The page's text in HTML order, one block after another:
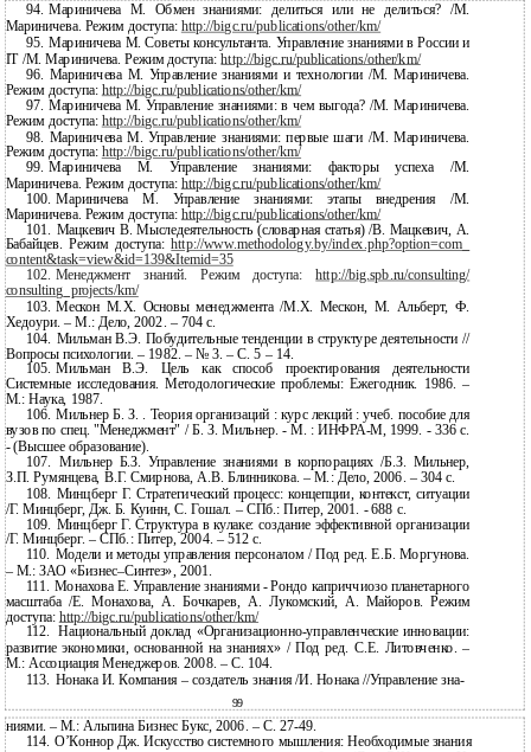
94. Мариничева М. Обмен знаниями: делиться или не делиться? /М.
Мариничева. Режим доступа: http://bigc.ru/publications/other/km/
95. Мариничева М. Советы консультанта. Управление знаниями в России и
IT /М. Мариничева. Режим доступа:http://bigc.ru/publications/other/km/
96. Мариничева М. Управление знаниями и технологии /М. Мариничева.
Режим доступа: http://bigc.ru/publications/other/km/
97. Мариничева М. Управление знаниями: в чем выгода? /М. Мариничева.
Режим доступа: http://bigc.ru/publications/other/km/
98.
Мариничева М. Управление знаниями: первые шаги /М. Мариничева.
Режим доступа: http://bigc.ru/publications/other/km/
99. Мариничева М. Управление знаниями: факторы успеха /М.
Мариничева. Режим доступа: http://bigc.ru/publications/other/km/
100. Мариничева М. Управление знаниями: этапы внедрения /М.
Мариничева. Режим доступа: http://bigc.ru/publications/other/km/
101.
Мацкевич В. Мыследеятельность (словарная статья) /В. Мацкевич, А.
Бабайцев. Режим доступа:http://www.methodology.by/index.php?option=com_
content&task=view&id=139&Itemid=35
102. Менеджмент знаний. Режим доступа:http://big.spb.ru/consulting/
consulting_projects/km/
103. Мескон М.Х. Основы менеджмента /М.Х. Мескон, М. Альберт, Ф.
Хедоури. – М.: Дело, 2002. – 704 с.
104.
Мильман В.Э. Побудительные тенденции в структуре деятельности //
Вопросы психологии. – 1982. – № 3. – С. 5 – 14.
105. Мильман В.Э. Цель как способ проектирования деятельности
Системные исследования. Методологические проблемы: Ежегодник. 1986. –
М.: Наука, 1987.
106. Мильнер Б. З. . Теория организаций : курс лекций : учеб. пособие для
вузов по спец. "Менеджмент" / Б. З. Мильнер. - М. :ИНФРА-М, 1999. - 336 с.
- (Высшее образование).
107.
Мильнер Б.З. Управление знаниями в корпорациях /Б.З. Мильнер,
З.П. Румянцева, В.Г. Смирнова, А.В. Блинникова. – М.: Дело, 2006. – 304 с.
108. Минцберг Г. Стратегический процесс: концепции, контекст, ситуации
/Г. Минцберг, Дж. Б. Куинн, С. Гошал. – СПб.: Питер, 2001. - 688 с.
109.
Минцберг Г. Структура в кулаке: создание эффективной организации
/Г. Минцберг. – СПб.: Питер, 2004. – 512 с.
110. Модели и методы управления персоналом / Под ред. Е.Б. Моргунова.
– М.: ЗАО «Бизнес–Синтез», 2001.
111. Монахова Е. Управление знаниями - Рондо каприччиозо планетарного
масштаба /Е. Монахова, А. Бочкарев, А. Лукомский, А. Майоров. Режим
доступа: http://bigc.ru/publications/other/km/
112. Национальный доклад «Организационно-управленческие инновации:
развитие экономики, основанной на знаниях» / Под ред. С.Е. Литовченко. –
М.: Ассоциация Менеджеров. 2008. – С. 104.
113.
Нонака И. Компания – создатель знания /И. Нонака //Управление зна-
99
ниями. – М.: Альпина Бизнес Букс, 2006. – С. 27-49.
114. О’Коннор Дж. Искусство системного мышления: Необходимые знания